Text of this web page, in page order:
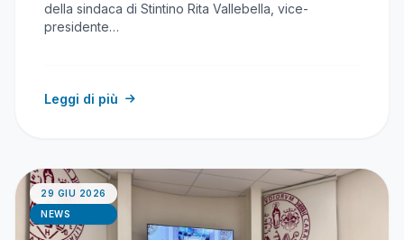
della sindaca di Stintino Rita Vallebella, vice-
presidente…
Leggi di più
29 GIU 2026
NEWS